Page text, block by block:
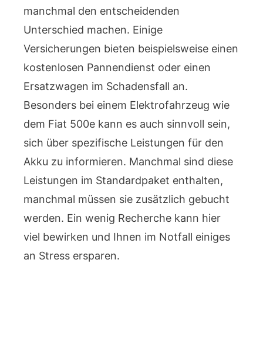
manchmal den entscheidenden
Unterschied machen. Einige
Versicherungen bieten beispielsweise einen
kostenlosen Pannendienst oder einen
Ersatzwagen im Schadensfall an.
Besonders bei einem Elektrofahrzeug wie
dem Fiat 500e kann es auch sinnvoll sein,
sich über spezifische Leistungen für den
Akku zu informieren. Manchmal sind diese
Leistungen im Standardpaket enthalten,
manchmal müssen sie zusätzlich gebucht
werden. Ein wenig Recherche kann hier
viel bewirken und Ihnen im Notfall einiges
an Stress ersparen.